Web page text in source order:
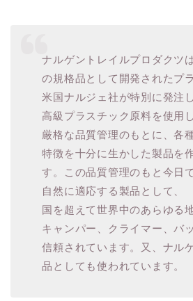
ナルゲントレイルプロダクツ
の規格品として開発されたプ
米国ナルジェ社が特別に発注
高級プラスチック原料を使用し
厳格な品質管理のもとに、各
特徴を十分に生かした製品を
す。この品質管理のもと今日
自然に適応する製品として、
国を超えて世界中のあらゆる
キャンパー、クライマー、バ
信頼されています。又、ナル
品としても使われています。